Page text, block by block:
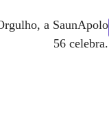
a SaunApolo
56 celebra.